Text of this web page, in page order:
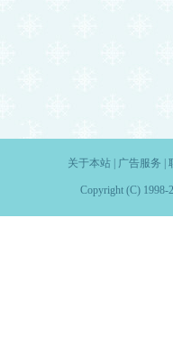
关于本站| 广告服务
Copyright (C) 1998-